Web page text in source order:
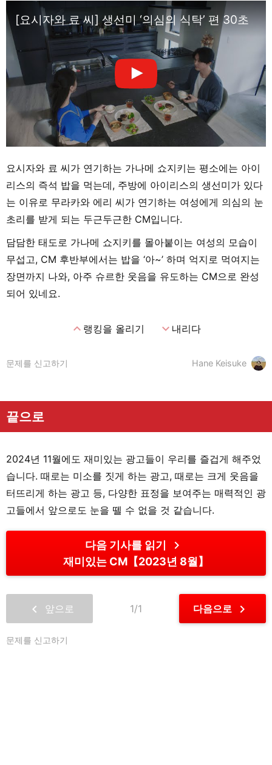
[요시자와 료 씨] 생선미 ‘의심의 식탁’ 편 30초
요시자와 료 씨가 연기하는 가나메 쇼지키는 평소에는 아이
리스의 즉석 밥을 먹는데, 주방에 아이리스의 생선미가 있다
는 이유로 무라카와 에리 씨가 연기하는 여성에게 의심의 눈
초리를 받게 되는 두근두근한 CM입니다.
담담한 태도로 가나메 쇼지키를 몰아붙이는 여성의 모습이
무섭고, CM 후반부에서는 밥을 ‘아~’ 하며 억지로 먹여지는
장면까지 나와, 아주 슈르한 웃음을 유도하는 CM으로 완성
되어 있네요.
expand_less랭킹을 올리기 expand_more내리다
Hane Keisuke
문제를 신고하기
끝으로
2024년 11월에도 재미있는 광고들이 우리를 즐겁게 해주었
습니다. 때로는 미소를 짓게 하는 광고, 때로는 크게 웃음을
터뜨리게 하는 광고 등, 다양한 표정을 보여주는 매력적인 광
고들에서 앞으로도 눈을 뗄 수 없을 것 같습니다.
다음 기사를 읽기 chevron_right
재미있는 CM【2023년 8월】
chevron_left 앞으로 1/1 다음으로 chevron_right
문제를 신고하기